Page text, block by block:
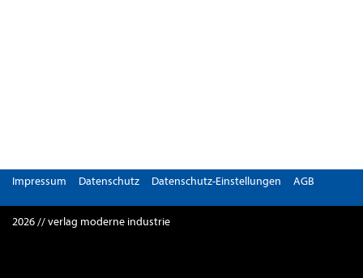
Impressum Datenschutz Datenschutz-Einstellungen AGB
2026 // verlag moderne industrie